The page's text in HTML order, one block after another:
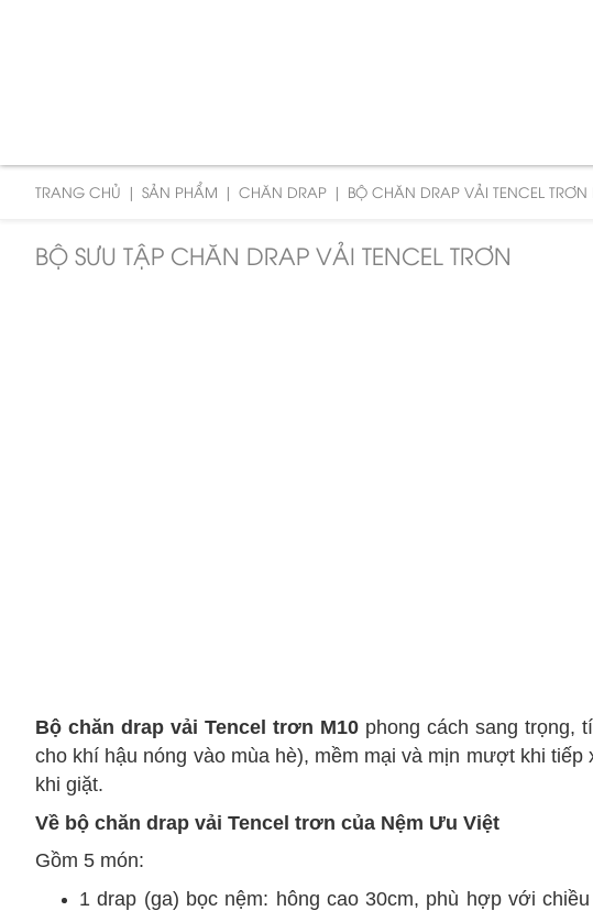
TRANG CHỦ SẢN PHẨM CHĂN DRAP BỘ CHĂN DRAP VẢI TENCEL TRƠN
BỘ SƯU TẬP CHĂN DRAP VẢI TENCEL TRƠN
Bộ chăn drap vải Tencel trơn M10 phong cách sang trọng,
cho khí hậu nóng vào mùa hè), mềm mại và mịn mượt khi
khi giặt.
Về bộ chăn drap vải Tencel trơn của Nệm Ưu Việt
Gồm 5 món:
1 drap (ga) bọc nệm: hông cao 30cm, phù hợp với